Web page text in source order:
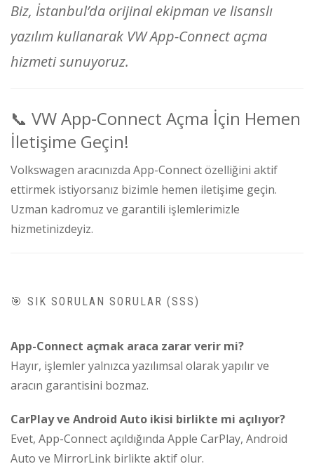
Biz, İstanbul’da orijinal ekipman ve lisanslı
yazılım kullanarak VW App-Connect açma
hizmeti sunuyoruz.
📞 VW App-Connect Açma İçin Hemen
İletişime Geçin!
Volkswagen aracınızda App-Connect özelliğini aktif
ettirmek istiyorsanız bizimle hemen iletişime geçin.
Uzman kadromuz ve garantili işlemlerimizle
hizmetinizdeyiz.
🎯 SIK SORULAN SORULAR (SSS)
App-Connect açmak araca zarar verir mi?
Hayır, işlemler yalnızca yazılımsal olarak yapılır ve
aracın garantisini bozmaz.
CarPlay ve Android Auto ikisi birlikte mi açılıyor?
Evet, App-Connect açıldığında Apple CarPlay, Android
Auto ve MirrorLink birlikte aktif olur.